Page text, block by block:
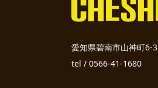
愛知県碧南市山神町6-3
tel / 0566-41-1680